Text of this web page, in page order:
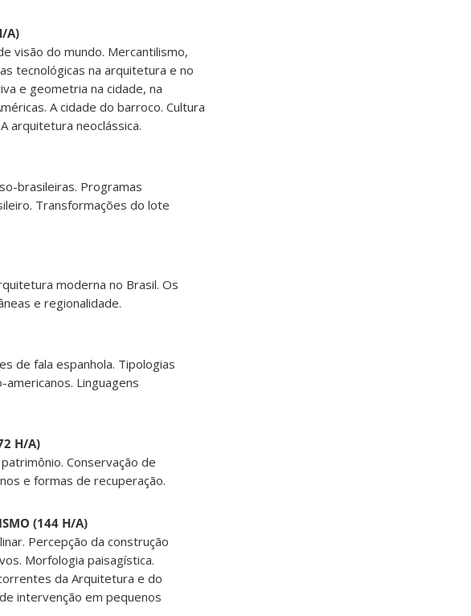
A)
visão do mundo. Mercantilismo,
tecnológicas na arquitetura e no
e geometria na cidade, na
A cidade do barroco. Cultura
arquitetura neoclássica.
brasileiras. Programas
Transformações do lote
moderna no Brasil. Os
e regionalidade.
de fala espanhola. Tipologias
Linguagens
H/A)
Conservação de
e formas de recuperação.
(144 H/A)
Percepção da construção
Morfologia paisagística.
da Arquitetura e do
intervenção em pequenos